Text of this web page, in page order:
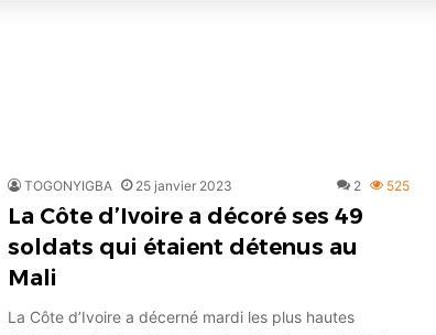
TOGONYIGBA 25 janvier 2023 2 525
La Côte d’Ivoire a décoré ses 49
soldats qui étaient détenus au
Mali
La Côte d’Ivoire a décerné mardi les plus hautes